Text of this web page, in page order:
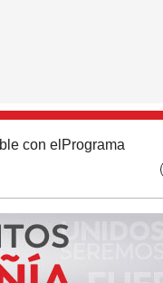
con el Programa